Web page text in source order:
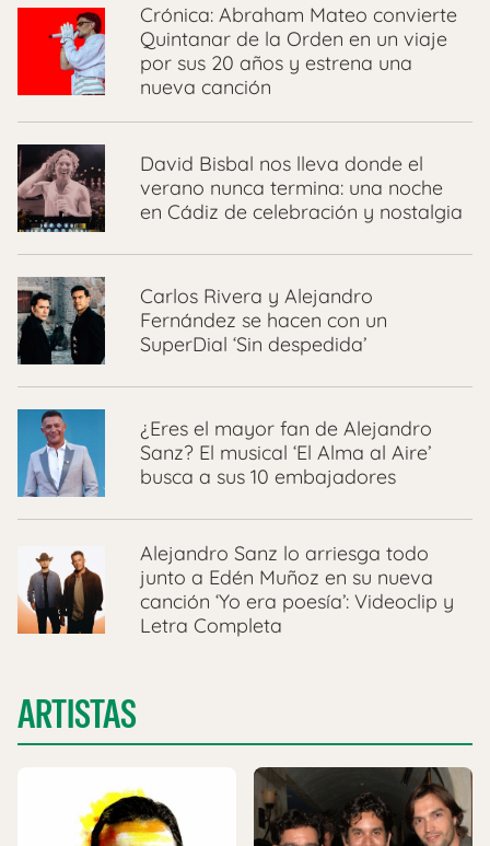
Crónica: Abraham Mateo convierte
Quintanar de la Orden en un viaje
por sus 20 años y estrena una
nueva canción
David Bisbal nos lleva donde el
verano nunca termina: una noche
en Cádiz de celebración y nostalgia
Carlos Rivera y Alejandro
Fernández se hacen con un
SuperDial ‘Sin despedida’
¿Eres el mayor fan de Alejandro
Sanz? El musical ‘El Alma al Aire’
busca a sus 10 embajadores
Alejandro Sanz lo arriesga todo
junto a Edén Muñoz en su nueva
canción ‘Yo era poesía’: Videoclip y
Letra Completa
ARTISTAS